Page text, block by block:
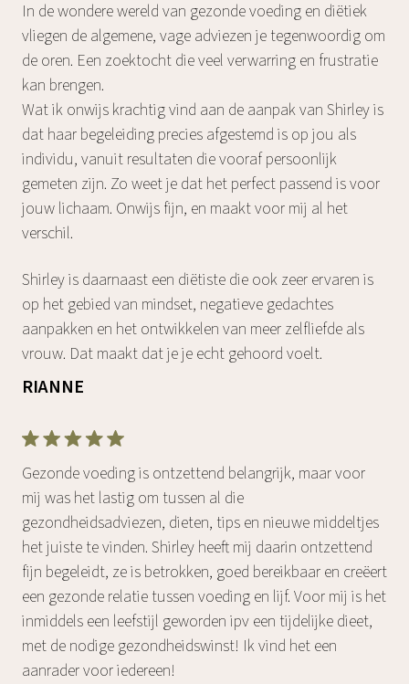
In de wondere wereld van gezonde voeding en diëtiek
vliegen de algemene, vage adviezen je tegenwoordig om
de oren. Een zoektocht die veel verwarring en frustratie
kan brengen.
Wat ik onwijs krachtig vind aan de aanpak van Shirley is
dat haar begeleiding precies afgestemd is op jou als
individu, vanuit resultaten die vooraf persoonlijk
gemeten zijn. Zo weet je dat het perfect passend is voor
jouw lichaam. Onwijs fijn, en maakt voor mij al het
verschil.
Shirley is daarnaast een diëtiste die ook zeer ervaren is
op het gebied van mindset, negatieve gedachtes
aanpakken en het ontwikkelen van meer zelfliefde als
vrouw. Dat maakt dat je je echt gehoord voelt.
RIANNE
Gezonde voeding is ontzettend belangrijk, maar voor
mij was het lastig om tussen al die
gezondheidsadviezen, dieten, tips en nieuwe middeltjes
het juiste te vinden. Shirley heeft mij daarin ontzettend
fijn begeleidt, ze is betrokken, goed bereikbaar en creëert
een gezonde relatie tussen voeding en lijf. Voor mij is het
inmiddels een leefstijl geworden ipv een tijdelijke dieet,
met de nodige gezondheidswinst! Ik vind het een
aanrader voor iedereen!